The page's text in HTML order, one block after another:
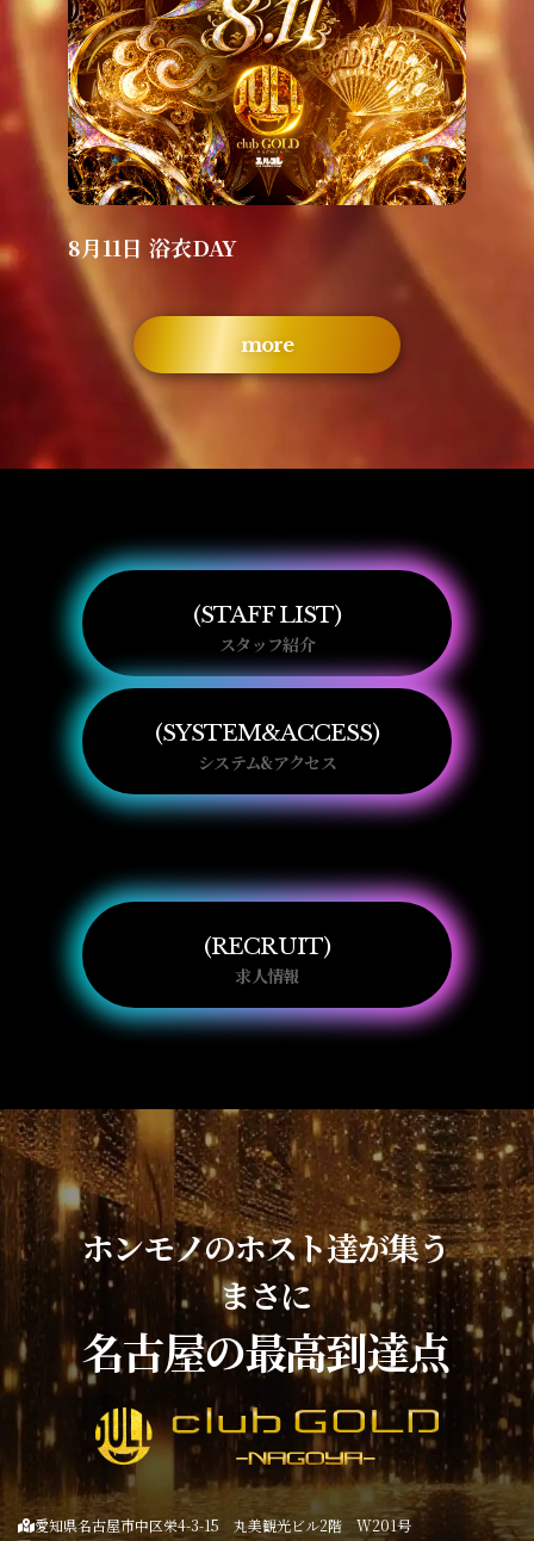
8月11日 浴衣DAY
more
STAFF LIST
スタッフ紹介
SYSTEM&ACCESS
システム&アクセス
RECRUIT
求人情報
ホンモノのホスト達が集う
まさに
名古屋の最高到達点
愛知県名古屋市中区栄4-3-15 丸美観光ビル2階 W201号